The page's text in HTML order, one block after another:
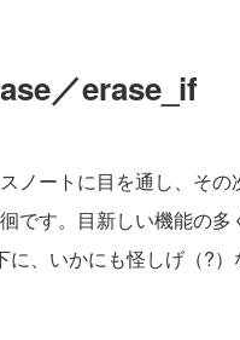
／erase_if
ノートに目を通し、そ
です。目新しい機能の
、いかにも怪しげ（?）